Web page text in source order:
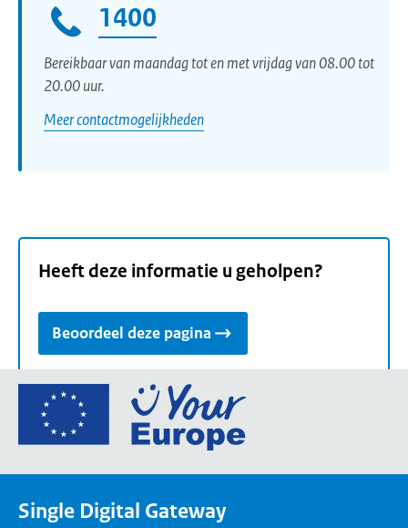
1400
Bereikbaar van maandag tot en met vrijdag van 08.00 tot
20.00 uur.
Meer contactmogelijkheden
Heeft deze informatie u geholpen?
Beoordeel deze pagina
Ga
de
Single Digital Gateway